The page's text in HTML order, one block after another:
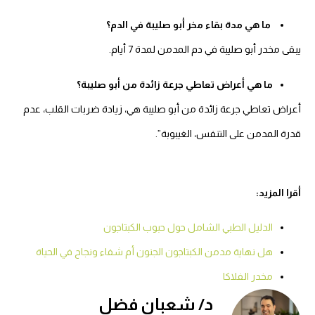
ما هي مدة بقاء مخر أبو صليبة في الدم؟
يبقى مخدر أبو صليبة في دم المدمن لمدة 7 أيام.
ما هي أعراض تعاطي جرعة زائدة من أبو صليبة؟
أعراض تعاطي جرعة زائدة من أبو صليبة هي، زيادة ضربات القلب، عدم
قدرة المدمن على التنفس، الغيبوبة”.
أقرا المزيد:
الدليل الطبي الشامل حول حبوب الكبتاجون
هل نهاية مدمن الكبتاجون الجنون أم شفاء ونجاح في الحياة
مخدر الفلاكا
د/ شعبان فضل